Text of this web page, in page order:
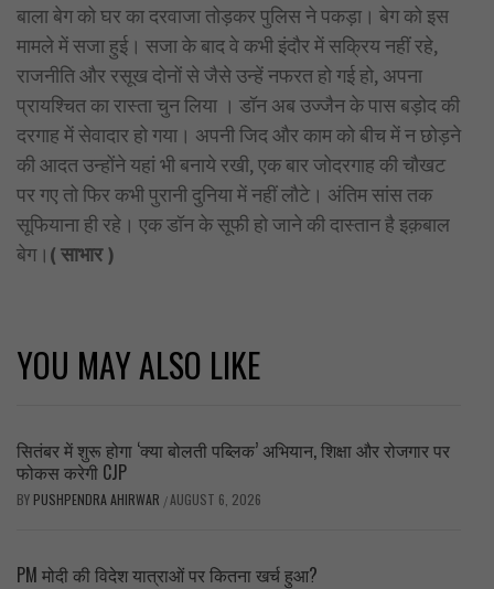
बाला बेग को घर का दरवाजा तोड़कर पुलिस ने पकड़ा। बेग को इस
मामले में सजा हुई। सजा के बाद वे कभी इंदौर में सक्रिय नहीं रहे,
राजनीति और रसूख दोनों से जैसे उन्हें नफरत हो गई हो, अपना
प्रायश्चित का रास्ता चुन लिया । डॉन अब उज्जैन के पास बड़ोद की
दरगाह में सेवादार हो गया। अपनी जिद और काम को बीच में न छोड़ने
की आदत उन्होंने यहां भी बनाये रखी, एक बार जोदरगाह की चौखट
पर गए तो फिर कभी पुरानी दुनिया में नहीं लौटे। अंतिम सांस तक
सूफियाना ही रहे। एक डॉन के सूफी हो जाने की दास्तान है इक़बाल
बेग। ( साभार )
YOU MAY ALSO LIKE
सितंबर में शुरू होगा ‘क्या बोलती पब्लिक’ अभियान, शिक्षा और रोजगार पर
फोकस करेगी CJP
BY PUSHPENDRA AHIRWAR /AUGUST 6, 2026
PM मोदी की विदेश यात्राओं पर कितना खर्च हुआ?